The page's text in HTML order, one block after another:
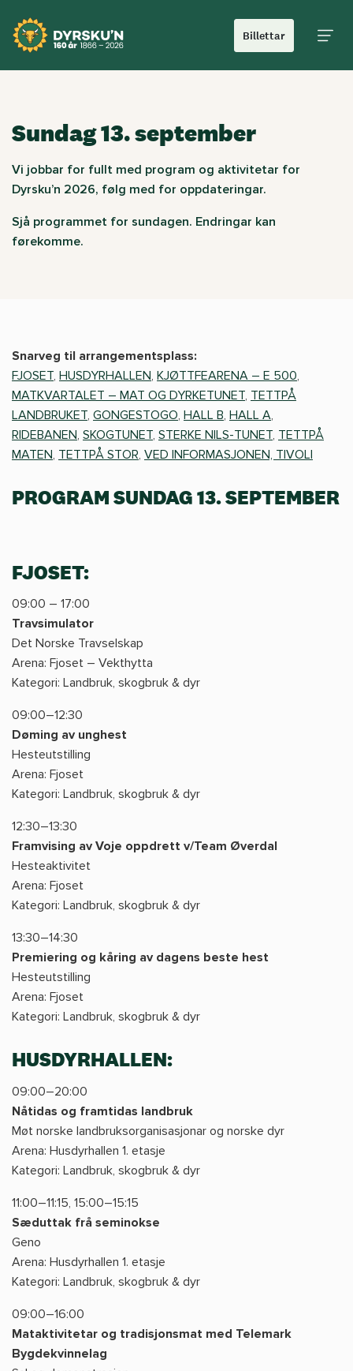
Billettar
Sundag 13. september
Vi jobbar for fullt med program og aktivitetar for
Dyrsku’n 2026, følg med for oppdateringar.
Sjå programmet for sundagen. Endringar kan
førekomme.
Snarveg til arrangementsplass:
FJOSET, HUSDYRHALLEN, KJØTTFEARENA – E 500,
MATKVARTALET – MAT OG DYRKETUNET, TETTPÅ
LANDBRUKET, GONGESTOGO, HALL B, HALL A,
RIDEBANEN, SKOGTUNET, STERKE NILS-TUNET, TETTPÅ
MATEN, TETTPÅ STOR, VED INFORMASJONEN, TIVOLI
PROGRAM SUNDAG 13. SEPTEMBER
FJOSET:
09:00 – 17:00
Travsimulator
Det Norske Travselskap
Arena: Fjoset – Vekthytta
Kategori: Landbruk, skogbruk & dyr
09:00–12:30
Døming av unghest
Hesteutstilling
Arena: Fjoset
Kategori: Landbruk, skogbruk & dyr
12:30–13:30
Framvising av Voje oppdrett v/Team Øverdal
Hesteaktivitet
Arena: Fjoset
Kategori: Landbruk, skogbruk & dyr
13:30–14:30
Premiering og kåring av dagens beste hest
Hesteutstilling
Arena: Fjoset
Kategori: Landbruk, skogbruk & dyr
HUSDYRHALLEN:
09:00–20:00
Nåtidas og framtidas landbruk
Møt norske landbruksorganisasjonar og norske dyr
Arena: Husdyrhallen 1. etasje
Kategori: Landbruk, skogbruk & dyr
11:00–11:15, 15:00–15:15
Sæduttak frå seminokse
Geno
Arena: Husdyrhallen 1. etasje
Kategori: Landbruk, skogbruk & dyr
09:00–16:00
Mataktivitetar og tradisjonsmat med Telemark
Bygdekvinnelag